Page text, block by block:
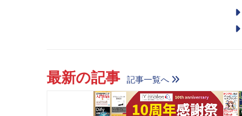
最新の記事 記事一覧へ